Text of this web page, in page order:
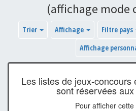
(affichage mode
Trier Affichage Filtre pays
Affichage
Les listes de jeux-concours
sont réservées
Pour afficher